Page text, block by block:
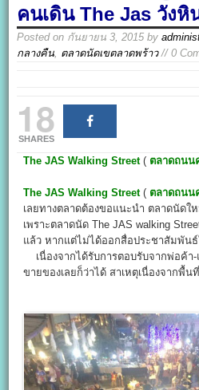
คนเดิน The Jas วังหิ
Posted on กันยายน 3, 2015 by
กลางคืน, ตลาดนัดเขตลาดพร้าว// 0
18
SHARES
The JAS Walking Street( ตลาดถนน
The JAS Walking Street( ตลาดถนน
เลยทางตลาดต้องขอแนะนำ ตลาดนัด
เพราะตลาดนัด The JAS walking
แล้ว หากแต่ไม่ได้ออกสื่อประชาสัมพันธ์
เนื่องจากได้รับการตอบรับจากพ่อค้
ขายของเลยก็ว่าได้ สาเหตุเนื่องจากพื้